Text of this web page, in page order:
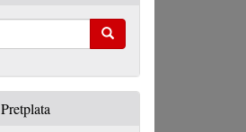
Pretplata